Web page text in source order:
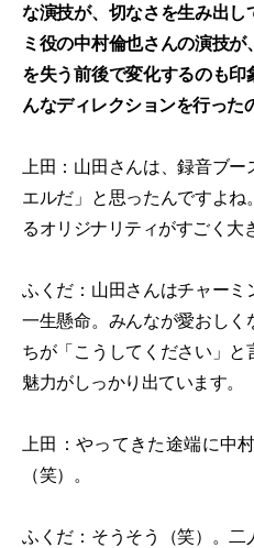
な演技が、切なさを生み出
ミ役の中村倫也さんの演技
を失う前後で変化するのも
んなディレクションを行った
上田：山田さんは、録音ブ
エルだ」と思ったんですよ
るオリジナリティがすごく大
ふくだ：山田さんはチャー
一生懸命。みんなが愛おし
ちが「こうしてください」
魅力がしっかり出ています。
上田：やってきた途端に中
（笑）。
ふくだ：そうそう（笑）。二